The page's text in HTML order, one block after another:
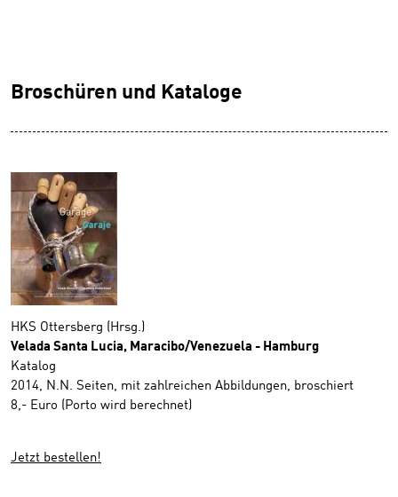
Broschüren und Kataloge
HKS Ottersberg (Hrsg.)
Velada Santa Lucia, Maracibo/Venezuela - Hamburg
Katalog
2014, N.N. Seiten, mit zahlreichen Abbildungen, broschiert
8,- Euro (Porto wird berechnet)
Jetzt bestellen!